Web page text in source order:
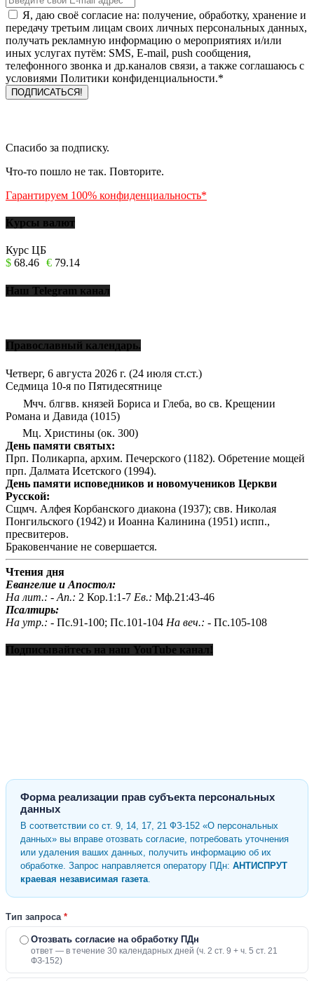
Я, даю своё согласие на: получение, обработку, хранение и
передачу третьим лицам своих личных персональных данных,
получать рекламную информацию о мероприятиях и/или
иных услугах путём: SMS, E-mail, push сообщения,
телефонного звонка и др.каналов связи, а также соглашаюсь с
условиями Политики конфиденциальности.*
Спасибо за подписку.
Что-то пошло не так. Повторите.
Гарантируем 100% конфиденциальность*
Курсы валют
Курс ЦБ
$ 68.46 € 79.14
Наш Telegram канал
Православный календарь.
Четверг, 6 августа 2026 г. (24 июля ст.ст.)
Седмица 10-я по Пятидесятнице
Мчч. блгвв. князей Бориса и Глеба, во св. Крещении
Романа и Давида (1015)
Мц. Христины (ок. 300)
День памяти святых:
Прп. Поликарпа, архим. Печерского (1182). Обретение мощей
прп. Далмата Исетского (1994).
День памяти исповедников и новомучеников Церкви
Русской:
Сщмч. Алфея Корбанского диакона (1937); свв. Николая
Понгильского (1942) и Иоанна Калинина (1951) испп.,
пресвитеров.
Браковенчание не совершается.
Чтения дня
Евангелие и Апостол:
На лит.: - Ап.: 2 Кор.1:1-7 Ев.: Мф.21:43-46
Псалтирь:
На утр.: - Пс.91-100; Пс.101-104 На веч.: - Пс.105-108
Подписывайтесь на наш YouTube канал!
Форма реализации прав субъекта персональных
данных
В соответствии со ст. 9, 14, 17, 21 ФЗ-152 «О персональных
данных» вы вправе отозвать согласие, потребовать уточнения
или удаления ваших данных, получить информацию об их
обработке. Запрос направляется оператору ПДн: АНТИСПРУТ
краевая независимая газета.
Тип запроса *
Отозвать согласие на обработку ПДн
ответ — в течение 30 календарных дней (ч. 2 ст. 9 + ч. 5 ст. 21
ФЗ-152)